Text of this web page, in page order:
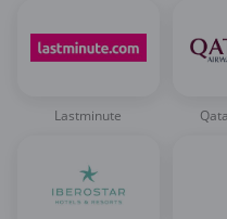
Lastminute